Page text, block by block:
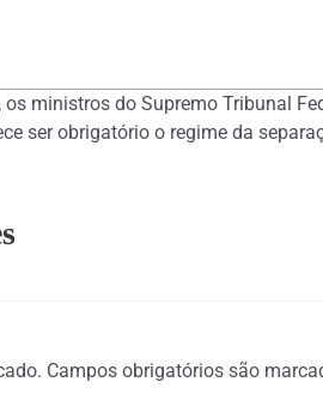
ministros do Supremo Tribunal
ser obrigatório o regime da
Campos obrigatórios são